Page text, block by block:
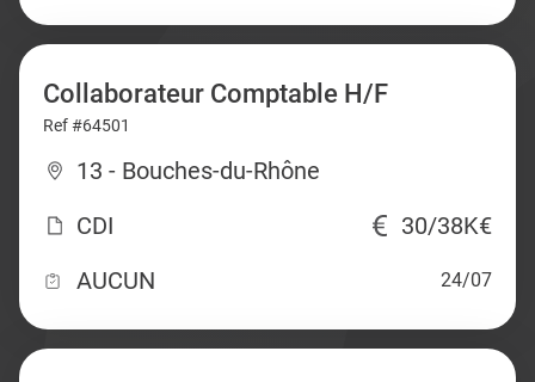
Collaborateur Comptable H/F
Ref #64501
13 - Bouches-du-Rhône
CDI
30/38K€
AUCUN
24/07